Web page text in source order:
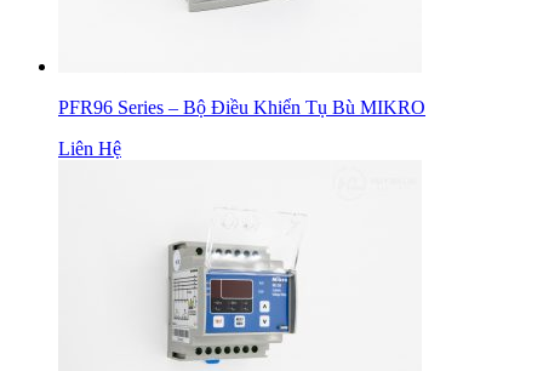
PFR96 Series – Bộ Điều Khiển Tụ Bù MIKRO
Liên Hệ